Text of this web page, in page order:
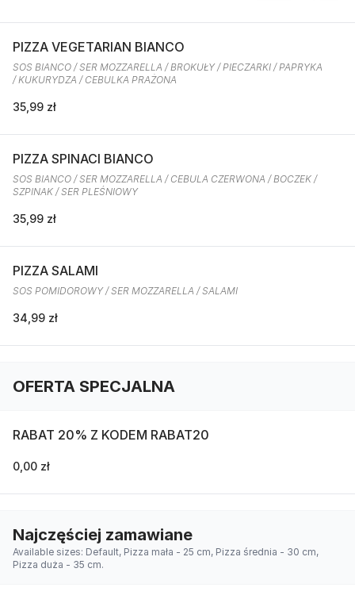
PIZZA VEGETARIAN BIANCO
SOS BIANCO / SER MOZZARELLA / BROKUŁY / PIECZARKI / PAPRYKA
/ KUKURYDZA / CEBULKA PRAŻONA
35,99 zł
PIZZA SPINACI BIANCO
SOS BIANCO / SER MOZZARELLA / CEBULA CZERWONA / BOCZEK /
SZPINAK / SER PLEŚNIOWY
35,99 zł
PIZZA SALAMI
SOS POMIDOROWY / SER MOZZARELLA / SALAMI
34,99 zł
OFERTA SPECJALNA
RABAT 20% Z KODEM RABAT20
0,00 zł
Najczęściej zamawiane
Available sizes: Default, Pizza mała - 25 cm, Pizza średnia - 30 cm,
Pizza duża - 35 cm.